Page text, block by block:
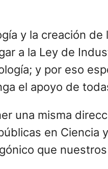
y la creación de
a la Ley de
y por eso
el apoyo de
una misma
en Ciencia
que